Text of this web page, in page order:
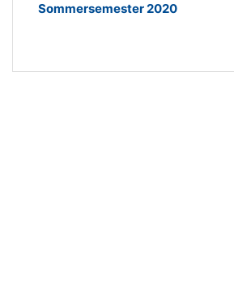
Sommersemester 2020